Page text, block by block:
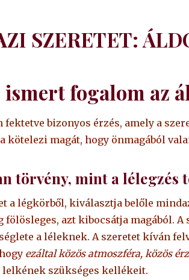
SZERETET:
fogalom az
bizonyos érzés, amely a
kötelezi magát, hogy önmagából
törvény, mint a lélegzés
a légkörből, kiválasztja belőle
fölösleges, azt kibocsátja magából.
a léleknek. A szeretet kíván
ezáltal közös atmoszféra, közös
szükséges kellékeit.